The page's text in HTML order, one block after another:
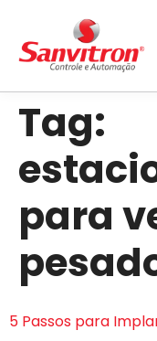
Tag:
para
5 Passos para